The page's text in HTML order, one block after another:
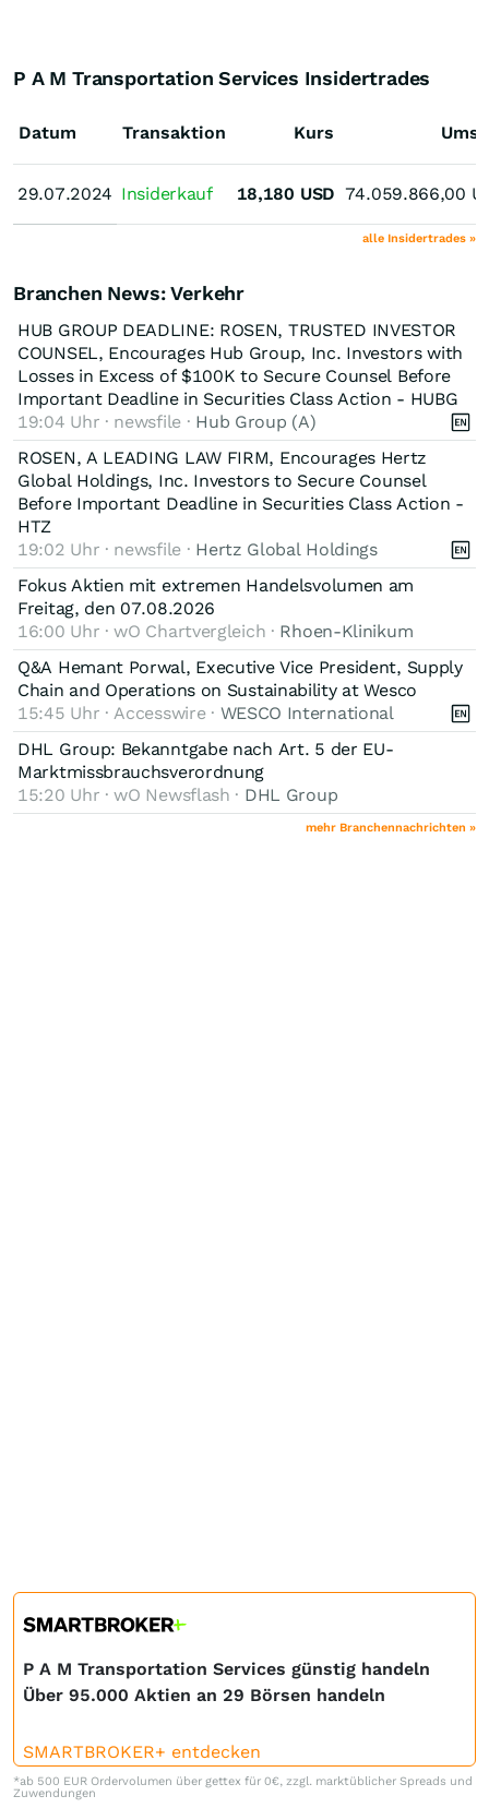
P A M Transportation Services Insidertrades
Datum
29.07.2024
Transaktion Kurs
29.07.2024 Insiderkauf 18,180 USD 74.059.866,00
alle Insidertrades »
Branchen News: Verkehr
HUB GROUP DEADLINE: ROSEN, TRUSTED INVESTOR
COUNSEL, Encourages Hub Group, Inc. Investors with
Losses in Excess of $100K to Secure Counsel Before
Important Deadline in Securities Class Action - HUBG
19:04 Uhr · newsfile · Hub Group (A)
ROSEN, A LEADING LAW FIRM, Encourages Hertz
Global Holdings, Inc. Investors to Secure Counsel
Before Important Deadline in Securities Class Action -
HTZ
19:02 Uhr · newsfile · Hertz Global Holdings
Fokus Aktien mit extremen Handelsvolumen am
Freitag, den 07.08.2026
16:00 Uhr · wO Chartvergleich · Rhoen-Klinikum
Q&A Hemant Porwal, Executive Vice President, Supply
Chain and Operations on Sustainability at Wesco
15:45 Uhr · Accesswire · WESCO International
DHL Group: Bekanntgabe nach Art. 5 der EU-
Marktmissbrauchsverordnung
15:20 Uhr · wO Newsflash · DHL Group
mehr Branchennachrichten »
P A M Transportation Services günstig handeln
Über 95.000 Aktien an 29 Börsen handeln
SMARTBROKER+ entdecken
*ab 500 EUR Ordervolumen über gettex für 0€, zzgl. marktüblicher Spreads und
Zuwendungen